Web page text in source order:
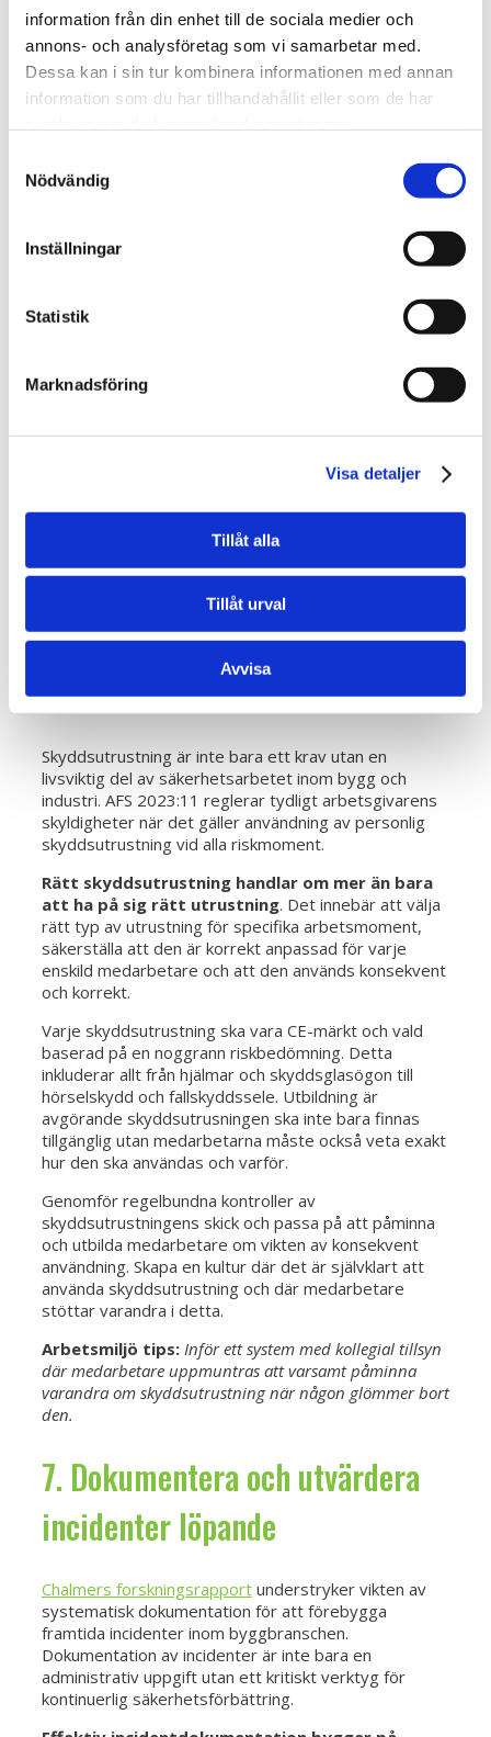
information från din enhet till de sociala medier och
annons- och analysföretag som vi samarbetar med.
Dessa kan i sin tur kombinera informationen med annan
information som du har tillhandahållit eller som de har
Nödvändig
Inställningar
Statistik
Marknadsföring
Visa detaljer
Tillåt alla
Tillåt urval
Avvisa
dokumentation och återkommande analys av
genomförda åtgärder.
Kontinuerlig uppföljning är nyckeln till ett
effektivt förebyggande säkerhetsarbete . Detta
åtgärder och förbättringar som implementerats.
faktiska effekt på arbetsmiljön, inte bara dess
Skapa ett strukturerat system för dokumentation och
uppföljning. Detta kan inkludera kvartalsvis
genomförda skyddsronder och medarbetarnas
synpunkter. Jämför resultaten över tid för att
Kommunicera både framsteg och utmaningar med
visar att arbetsmiljöarbetet är en pågående process
Utveckla en digital mall för löpande
spåra och jämföra resultat över tid.
6. Använd skyddsutrustning vid
alla riskmoment
Skyddsutrustning är inte bara ett krav utan en
livsviktig del av säkerhetsarbetet inom bygg och
industri. AFS 2023:11 reglerar tydligt arbetsgivarens
skyldigheter när det gäller användning av personlig
skyddsutrustning vid alla riskmoment.
Rätt skyddsutrustning handlar om mer än bara
att ha på sig rätt utrustning. Det innebär att välja
rätt typ av utrustning för specifika arbetsmoment,
säkerställa att den är korrekt anpassad för varje
enskild medarbetare och att den används konsekvent
och korrekt.
Varje skyddsutrustning ska vara CE-märkt och vald
baserad på en noggrann riskbedömning. Detta
inkluderar allt från hjälmar och skyddsglasögon till
hörselskydd och fallskyddssele. Utbildning är
avgörande skyddsutrusningen ska inte bara finnas
tillgänglig utan medarbetarna måste också veta exakt
hur den ska användas och varför.
Genomför regelbundna kontroller av
skyddsutrustningens skick och passa på att påminna
och utbilda medarbetare om vikten av konsekvent
användning. Skapa en kultur där det är självklart att
använda skyddsutrustning och där medarbetare
stöttar varandra i detta.
Arbetsmiljö tips: Inför ett system med kollegial tillsyn
där medarbetare uppmuntras att varsamt påminna
varandra om skyddsutrustning när någon glömmer bort
den.
7. Dokumentera och utvärdera
incidenter löpande
Chalmers forskningsrapport understryker vikten av
systematisk dokumentation för att förebygga
framtida incidenter inom byggbranschen.
Dokumentation av incidenter är inte bara en
administrativ uppgift utan ett kritiskt verktyg för
kontinuerlig säkerhetsförbättring.